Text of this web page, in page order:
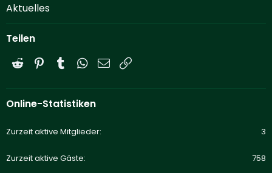
Aktuelles
Teilen
Reddit PinterestTumblrWhatsApp
E-Mail
Online-Statistiken
Zurzeit aktive Mitglieder 3
Zurzeit aktive Gäste 758